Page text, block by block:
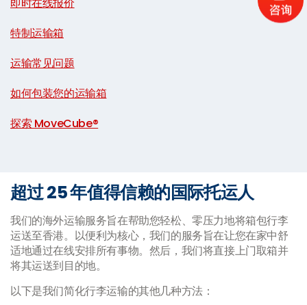
特制运输箱
运输常见问题
如何包装您的运输箱
探索 MoveCube®
超过 25 年值得信赖的国际托运人
我们的海外运输服务旨在帮助您轻松、零压力地将箱包行李
运送至香港。以便利为核心，我们的服务旨在让您在家中舒
适地通过在线安排所有事物。然后，我们将直接上门取箱并
将其运送到目的地。
以下是我们简化行李运输的其他几种方法：